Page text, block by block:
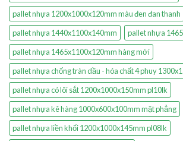
pallet nhựa 1200x1000x120mm màu đen đan thanh
pallet nhựa 1440x1100x140mm
pallet nhựa
pallet nhựa 1465x1100x120mm hàng mới
pallet nhựa chống tràn dầu - hóa chất 4 phuy
pallet nhựa có lõi sắt 1200x1000x150mm pl10lk
pallet nhựa kê hàng 1000x600x100mm mặt phẳng
pallet nhựa liền khối 1200x1000x145mm pl08lk